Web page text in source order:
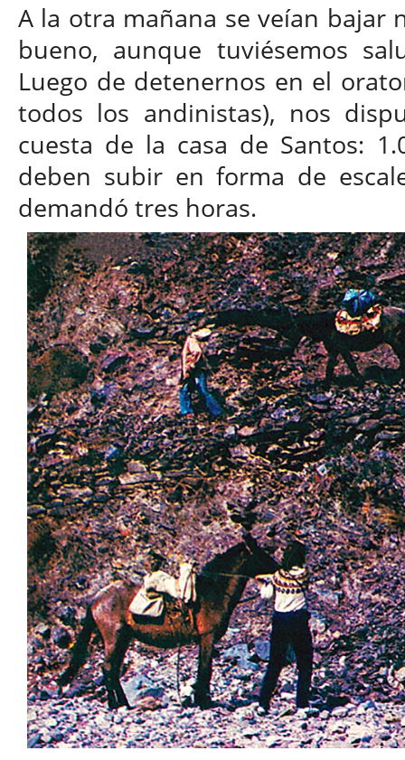
A la otra mañana se veían bajar
bueno, aunque tuviésemos
Luego de detenernos en el
todos los andinistas), nos
cuesta de la casa de Santos:
deben subir en forma de
demandó tres horas.